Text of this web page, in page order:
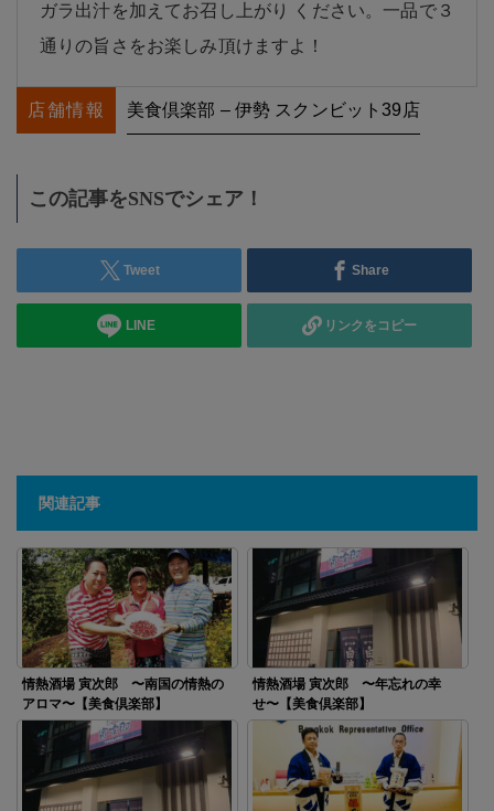
ガラ出汁を加えてお召し上がり
ください。一品で３
通りの旨さをお楽しみ頂けますよ！
店舗情報 美食倶楽部 – 伊勢 スクンビット39店
この記事をSNSでシェア！
Tweet Share
LINE リンクをコピー
関連記事
情熱酒場 寅次郎 〜南国の情熱の
アロマ〜【美食倶楽部】
情熱酒場 寅次郎 〜年忘れの幸
せ〜【美食倶楽部】